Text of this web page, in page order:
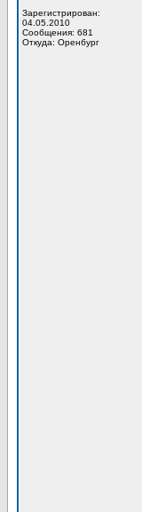
Зарегистрирован:
04.05.2010
Сообщения: 681
Откуда: Оренбург